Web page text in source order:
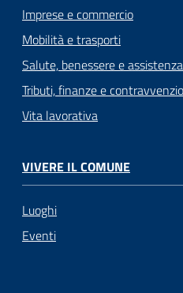
Imprese e commercio
Mobilità e trasporti
Salute, benessere e assistenza
Tributi, finanze e
Vita lavorativa
VIVERE IL COMUNE
Luoghi
Eventi